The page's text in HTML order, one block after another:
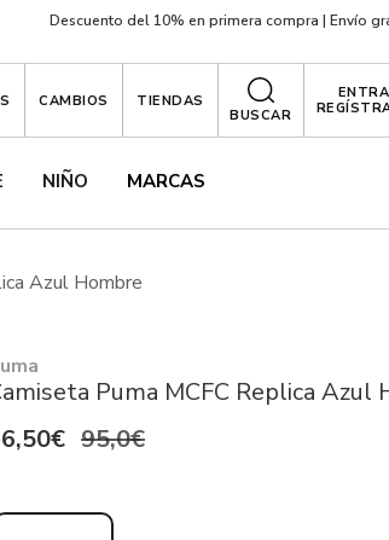
Descuento del 10% en primera compra | Envío
NIÑO MARCAS
CAMBIOS
TIENDAS
BUSCAR
ENTRA
Azul Hombre
Puma MCFC Replica Azul
95,0€